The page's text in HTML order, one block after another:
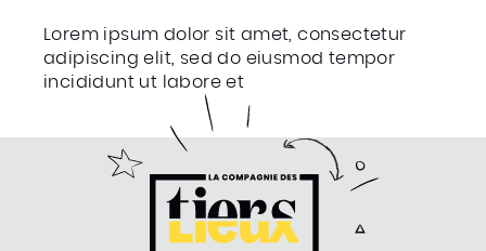
Lorem ipsum dolor sit amet, consectetur
adipiscing elit, sed do eiusmod tempor
incididunt ut labore et